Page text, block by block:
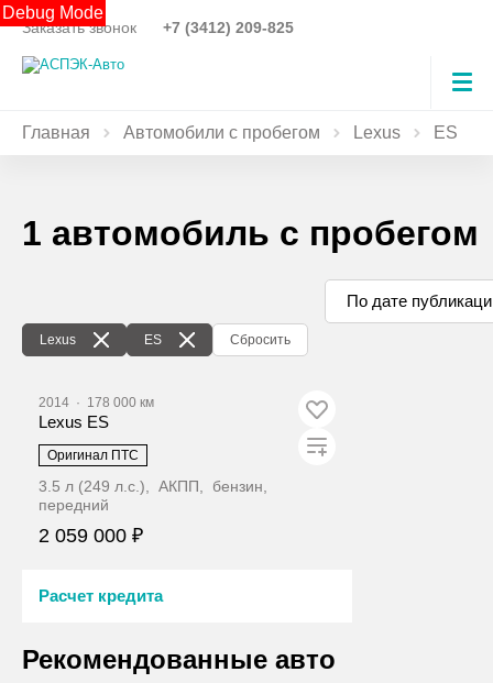
Debug Mode
Заказать звонок +7 (3412) 209-825
Главная Автомобили с пробегом Lexus ES
1 автомобиль с пробегом
Lexus ES Сбросить
По дате
2014 · 178 000 км
Lexus ES
Оригинал ПТС
3.5 л (249 л.с.), АКПП, бензин,
передний
2 059 000 ₽
Расчет кредита
Рекомендованные авто